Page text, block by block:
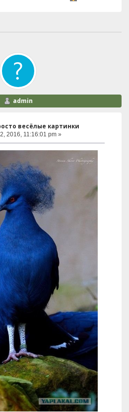
admin
весёлые картинки
2016, 11:16:01 pm »